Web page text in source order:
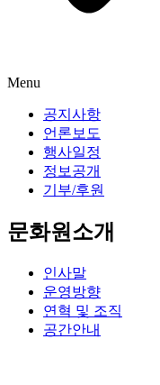
Menu
공지사항
언론보도
행사일정
정보공개
기부/후원
문화원소개
인사말
운영방향
연혁 및 조직
공간안내